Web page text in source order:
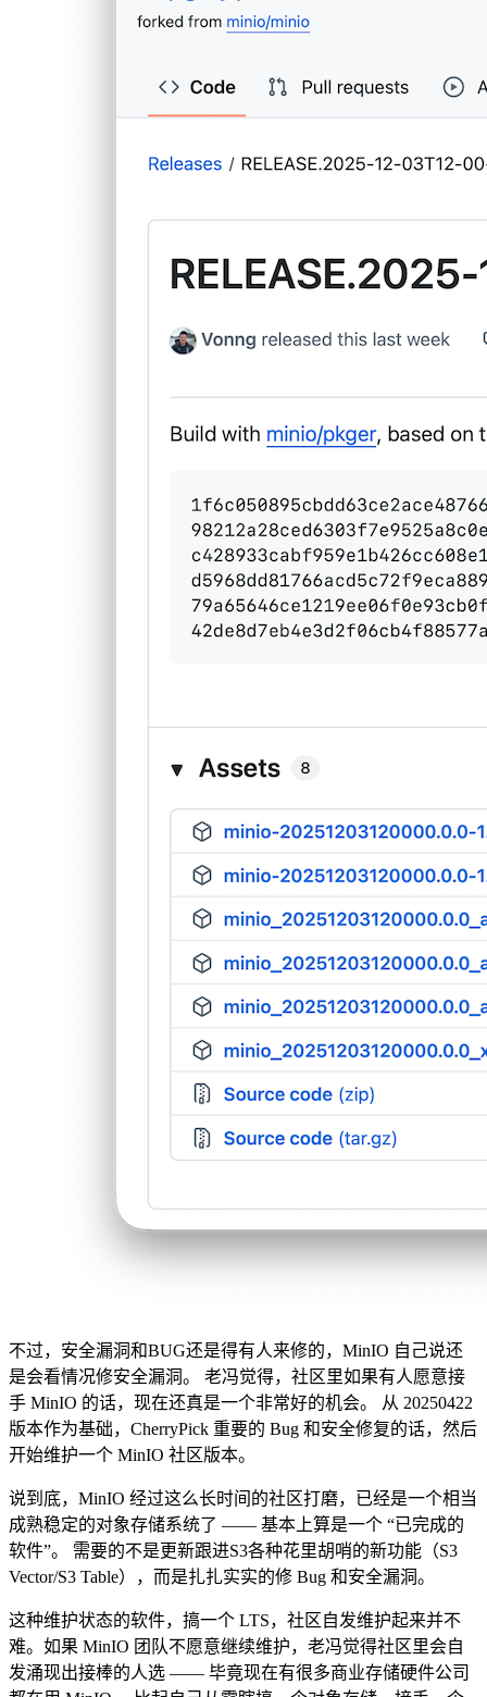
不过，安全漏洞和BUG还是得有人来修的，MinIO 自己说还
是会看情况修安全漏洞。 老冯觉得，社区里如果有人愿意接
手 MinIO 的话，现在还真是一个非常好的机会。 从 20250422
版本作为基础，CherryPick 重要的 Bug 和安全修复的话，然后
开始维护一个 MinIO 社区版本。
说到底，MinIO 经过这么长时间的社区打磨，已经是一个相当
成熟稳定的对象存储系统了 —— 基本上算是一个 “已完成的
软件”。 需要的不是更新跟进S3各种花里胡哨的新功能（S3
Vector/S3 Table），而是扎扎实实的修 Bug 和安全漏洞。
这种维护状态的软件，搞一个 LTS，社区自发维护起来并不
难。如果 MinIO 团队不愿意继续维护，老冯觉得社区里会自
发涌现出接棒的人选 —— 毕竟现在有很多商业存储硬件公司